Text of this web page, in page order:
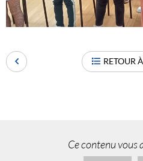
RETOUR
Ce contenu vous